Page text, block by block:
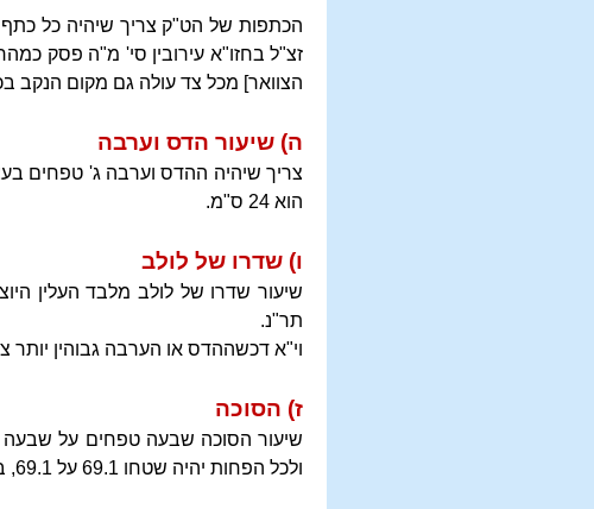
הכתפות של הט"ק צריך שיהיה כל כתף
זצ"ל בחזו"א עירובין סי' מ"ה פסק
הצוואר] מכל צד עולה גם מקום הנקב
ה) שיעור הדס וערבה
הוא 24 ס"מ.
ו) שדרו של לולב
שיעור שדרו של לולב מלבד העלין היוצאין
תר"נ.
וי"א דכשההדס או הערבה גבוהין
ז) הסוכה
ולכל הפחות יהיה שטחו 69.1 על 69.1, בגובה 98.2 וחלילה להקל פחות מזה במצוות עשה דאורייתא.